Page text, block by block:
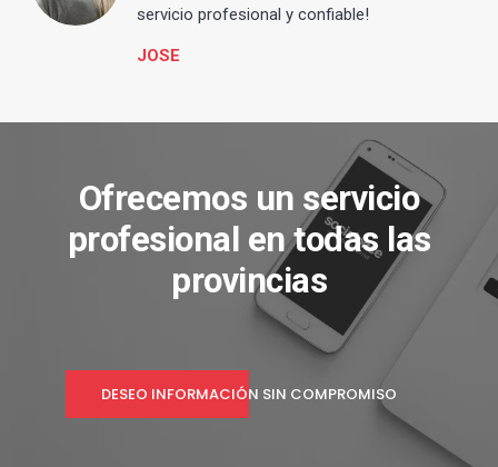
servicio profesional y confiable!
JOSE
Ofrecemos un servicio
profesional en todas las
provincias
DESEO INFORMACIÓN SIN COMPROMISO